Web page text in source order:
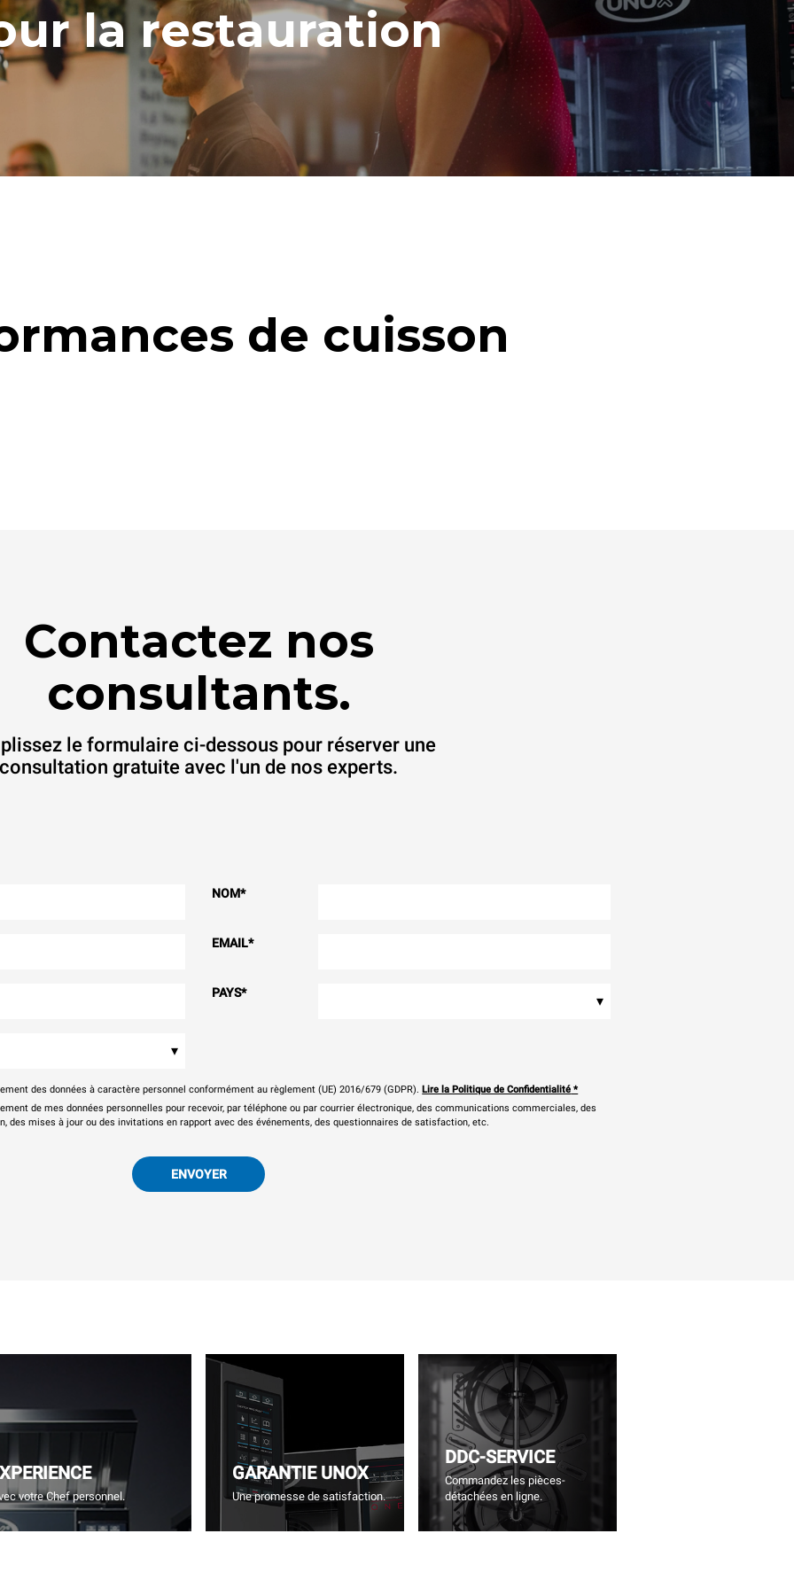
la restauration
de cuisson
Contactez nos
consultants.
le formulaire ci-dessous pour réserver une
consultation gratuite avec l'un de nos experts.
NOM*
EMAIL*
PAYS* ▾
▾
des données à caractère personnel conformément au règlement (UE) 2016/679 (GDPR). Lire la Politique de Confidentialité *
de mes données personnelles pour recevoir, par téléphone ou par courrier électronique, des communications commerciales, des
des mises à jour ou des invitations en rapport avec des événements, des questionnaires de satisfaction, etc.
ENVOYER
votre Chef personnel.
GARANTIE UNOX
Une promesse de satisfaction.
DDC-SERVICE
Commandez les pièces-
détachées en ligne.